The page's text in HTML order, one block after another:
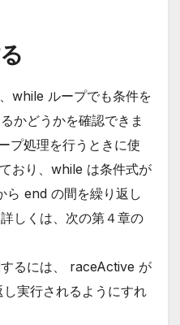
while ループでも条件を
かどうかを確認できま
プ処理を行うときに使
おり、while は条件式が
ら end の間を繰り返し
しくは、次の第４章の
るには、 raceActive が
実行されるようにすれ